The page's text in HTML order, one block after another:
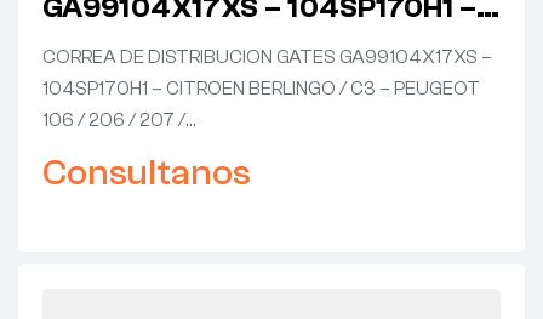
GA99104X17XS – 104SP170H1 –
CITROEN BERLINGO / C3 –
PEUGEOT 106 / 206 / 207 / 208 /
PARTNER – FIAT QUBO
CORREA DE DISTRIBUCION GATES GA99104X17XS –
104SP170H1 – CITROEN BERLINGO / C3 – PEUGEOT
106 / 206 / 207 /…
Consultanos